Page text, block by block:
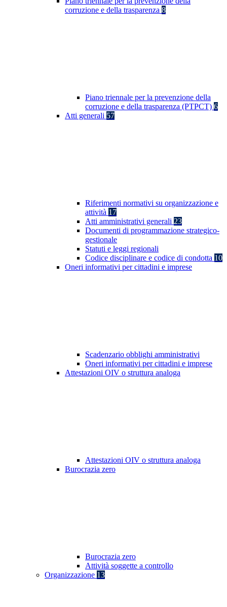
corruzione e della trasparenza 8
Piano triennale per la prevenzione della
corruzione e della trasparenza (PTPCT) 6
Atti generali 57
Riferimenti normativi su organizzazione e
attività 17
Atti amministrativi generali 23
Documenti di programmazione strategico-
gestionale
Statuti e leggi regionali
Codice disciplinare e codice di condotta 10
Oneri informativi per cittadini e imprese
Scadenzario obblighi amministrativi
Oneri informativi per cittadini e imprese
Attestazioni OIV o struttura analoga
Attestazioni OIV o struttura analoga
Burocrazia zero
Burocrazia zero
Attività soggette a controllo
Organizzazione 13